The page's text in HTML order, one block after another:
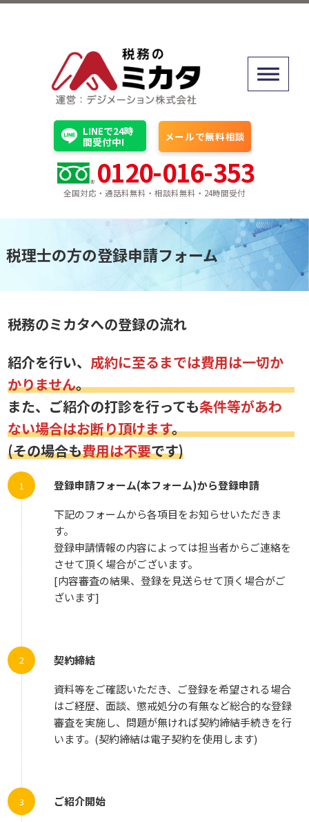
LINEで24時
間受付中!
メールで無料相談
0120-016-353
全国対応・通話料無料・相談料無料・24時間受付
税理士の方の登録申請フォーム
税務のミカタへの登録の流れ
紹介を行い、 成約に至るまでは費用は一切か
かりません。
また、ご紹介の打診を行っても条件等があわ
ない場合はお断り頂けます。
(その場合も費用は不要です)
登録申請フォーム(本フォーム)から登録申請
下記のフォームから各項目をお知らせいただきま
す。
登録申請情報の内容によっては担当者からご連絡を
させて頂く場合がございます。
[内容審査の結果、登録を見送らせて頂く場合がご
ざいます]
契約締結
資料等をご確認いただき、ご登録を希望される場合
はご経歴、面談、懲戒処分の有無など総合的な登録
審査を実施し、問題が無ければ契約締結手続きを行
います。(契約締結は電子契約を使用します)
ご紹介開始